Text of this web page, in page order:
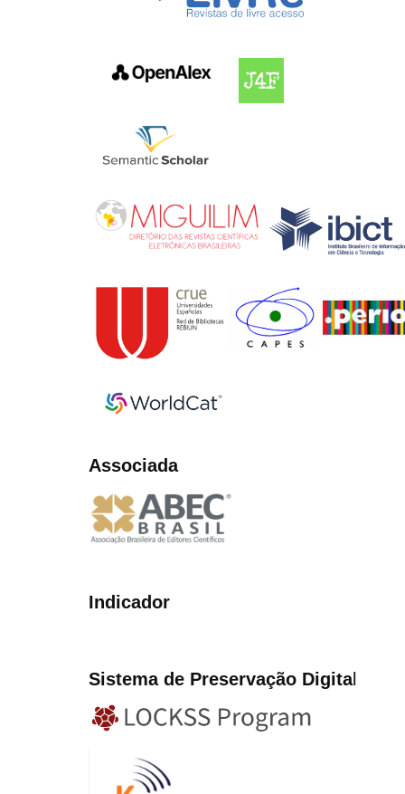
Associada
Indicador
Sistema de Preservação Digital